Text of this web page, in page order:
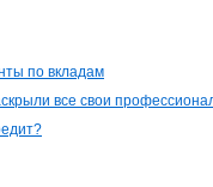
по вкладам
все свои